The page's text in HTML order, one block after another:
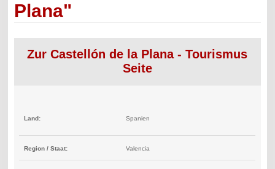
Plana"
Zur Castellón de la Plana - Tourismus
Seite
Land: Spanien
Region / Staat: Valencia